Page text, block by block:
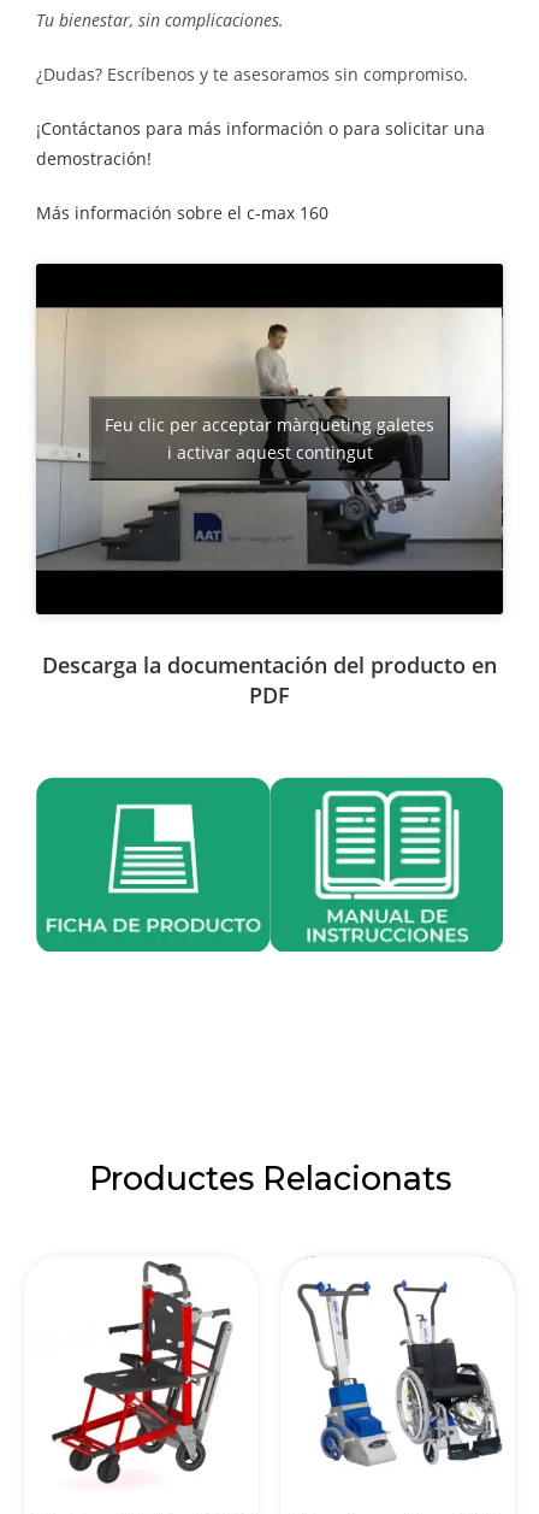
Tu bienestar, sin complicaciones.
¿Dudas? Escríbenos y te asesoramos sin compromiso.
¡Contáctanos para más información o para solicitar una
demostración!
Más información sobre el c-max 160
Feu clic per acceptar màrqueting galetes
i activar aquest contingut
Descarga la documentación del producto en
PDF
Productes Relacionats